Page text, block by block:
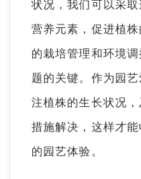
状况，我们可以采
营养元素，促进植
的栽培管理和环境
题的关键。作为园
注植株的生长状况
措施解决，这样才
的园艺体验。